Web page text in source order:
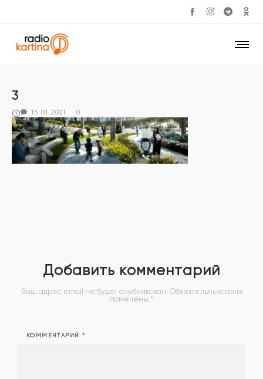
3
15.01.2021 0
Добавить комментарий
Ваш адрес email не будет опубликован. Обязательные поля
помечены *
КОММЕНТАРИЙ *